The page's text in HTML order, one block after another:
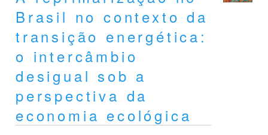
Brasil no contexto da
transição energética:
o intercâmbio
desigual sob a
perspectiva da
economia ecológica